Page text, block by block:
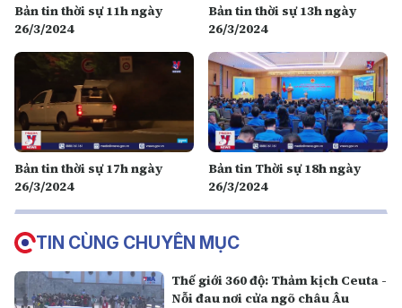
Bản tin thời sự 11h ngày
26/3/2024
Bản tin thời sự 13h ngày
26/3/2024
Bản tin thời sự 17h ngày
26/3/2024
Bản tin Thời sự 18h ngày
26/3/2024
TIN CÙNG CHUYÊN MỤC
Thế giới 360 độ: Thảm kịch Ceuta -
Nỗi đau nơi cửa ngõ châu Âu